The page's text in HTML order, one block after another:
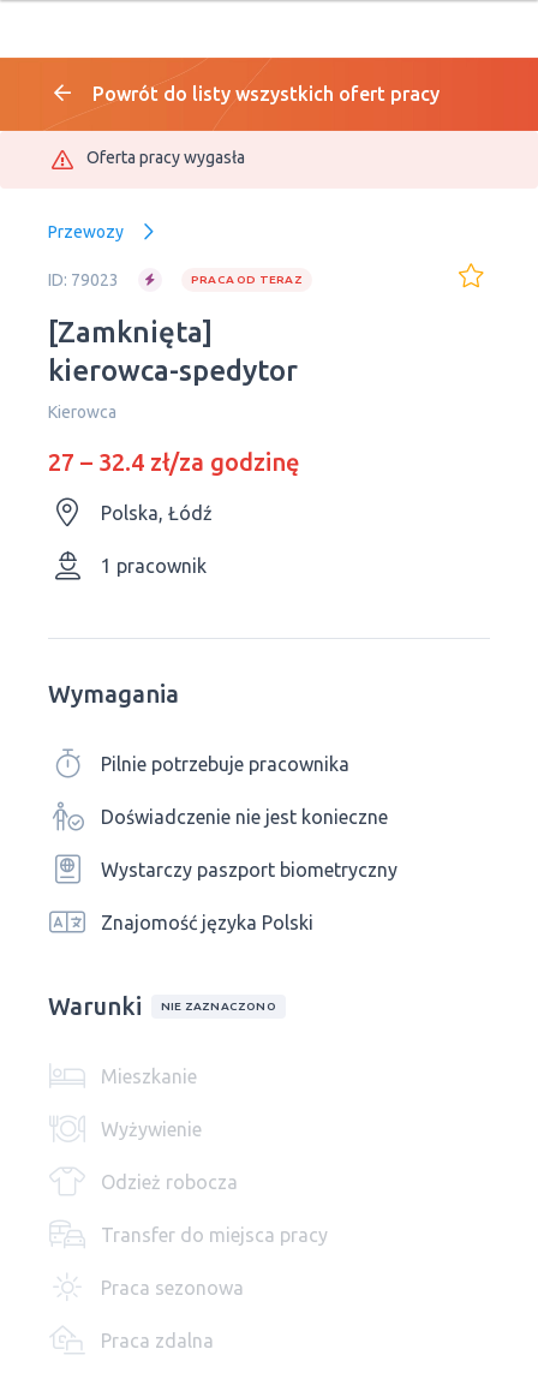
Powrót do listy wszystkich ofert pracy
Oferta pracy wygasła
Przewozy
ID: 79023 PRACA OD TERAZ
[Zamknięta]
kierowca-spedytor
Kierowca
27 – 32.4 zł/za godzinę
Polska, Łódź
1 pracownik
Wymagania
Pilnie potrzebuje pracownika
Doświadczenie nie jest konieczne
Wystarczy paszport biometryczny
Znajomość języka Polski
Warunki NIE ZAZNACZONO
Mieszkanie
Wyżywienie
Odzież robocza
Transfer do miejsca pracy
Praca sezonowa
Praca zdalna